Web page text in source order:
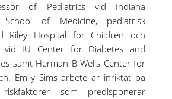
of Pediatrics vid Indiana
School of Medicine, pediatrisk
Riley Hospital for Children och
vid IU Center for Diabetes and
samt Herman B Wells Center for
Emily Sims arbete är inriktat på
som predisponerar